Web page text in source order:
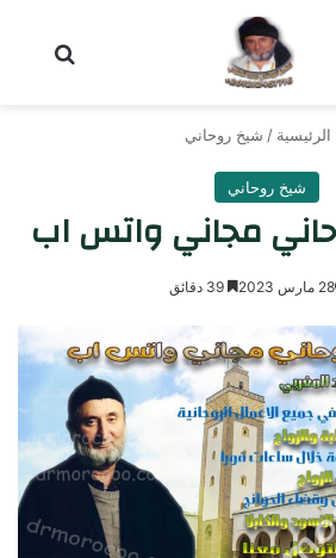
الرئيسية / شيخ روحاني
شيخ روحاني
مجاني واتس اب
28 مارس 2023